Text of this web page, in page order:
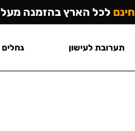
חינם לכל הארץ בהזמנה מעל ₪449
תערובת לעישון גחלים